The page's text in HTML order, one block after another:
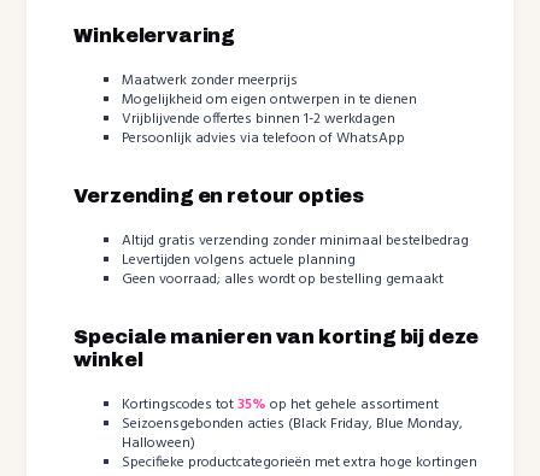
Winkelervaring
Maatwerk zonder meerprijs
Mogelijkheid om eigen ontwerpen in te dienen
Vrijblijvende offertes binnen 1-2 werkdagen
Persoonlijk advies via telefoon of WhatsApp
Verzending en retour opties
Altijd gratis verzending zonder minimaal bestelbedrag
Levertijden volgens actuele planning
Geen voorraad; alles wordt op bestelling gemaakt
Speciale manieren van korting bij deze
winkel
Kortingscodes tot35% op het gehele assortiment
Seizoensgebonden acties (Black Friday, Blue Monday,
Halloween)
Specifieke productcategorieën met extra hoge kortingen